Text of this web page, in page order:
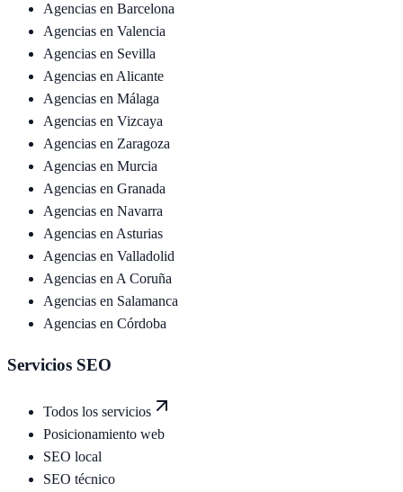
Agencias en Barcelona
Agencias en Valencia
Agencias en Sevilla
Agencias en Alicante
Agencias en Málaga
Agencias en Vizcaya
Agencias en Zaragoza
Agencias en Murcia
Agencias en Granada
Agencias en Navarra
Agencias en Asturias
Agencias en Valladolid
Agencias en A Coruña
Agencias en Salamanca
Agencias en Córdoba
Servicios SEO
Todos los servicios
Posicionamiento web
SEO local
SEO técnico